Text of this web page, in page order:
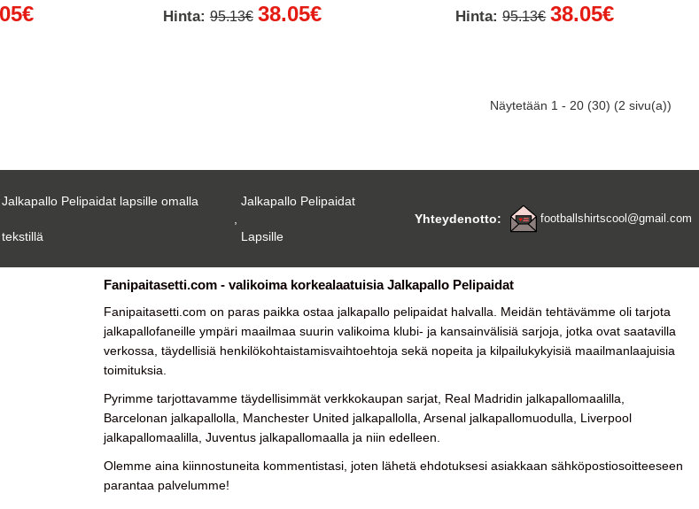
Hinta: 95.13€ 38.05€ Hinta:95.13€ 38.05€
Näytetään 1 - 20 (30) (2 sivu(a))
Jalkapallo Pelipaidat lapsille omalla
tekstillä
Jalkapallo Pelipaidat
Lapsille
Yhteydenotto: footballshirtscool@gmail.com
Fanipaitasetti.com - valikoima korkealaatuisia Jalkapallo Pelipaidat
Fanipaitasetti.com on paras paikka ostaa jalkapallo pelipaidat halvalla . Meidän tehtävämme oli tarjota
jalkapallofaneille ympäri maailmaa suurin valikoima klubi- ja kansainvälisiä sarjoja, jotka ovat saatavilla
verkossa, täydellisiä henkilökohtaistamisvaihtoehtoja sekä nopeita ja kilpailukykyisiä maailmanlaajuisia
toimituksia.
Pyrimme tarjottavamme täydellisimmät verkkokaupan sarjat, Real Madridin jalkapallomaalilla,
Barcelonan jalkapallolla, Manchester United jalkapallolla, Arsenal jalkapallomuodulla, Liverpool
jalkapallomaalilla, Juventus jalkapallomaalla ja niin edelleen.
Olemme aina kiinnostuneita kommentistasi, joten lähetä ehdotuksesi asiakkaan sähköpostiosoitteeseen
parantaa palvelumme!